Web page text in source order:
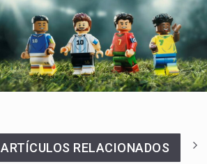
ARTÍCULOS RELACIONADOS